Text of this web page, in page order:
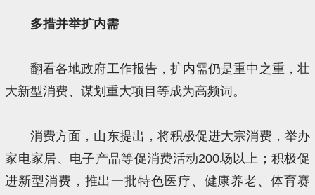
多措并举扩内需
翻看各地政府工作报告，扩内需仍是重中之重，壮
大新型消费、谋划重大项目等成为高频词。
消费方面，山东提出，将积极促进大宗消费，举办
家电家居、电子产品等促消费活动200场以上；积极促
进新型消费，推出一批特色医疗、健康养老、体育赛